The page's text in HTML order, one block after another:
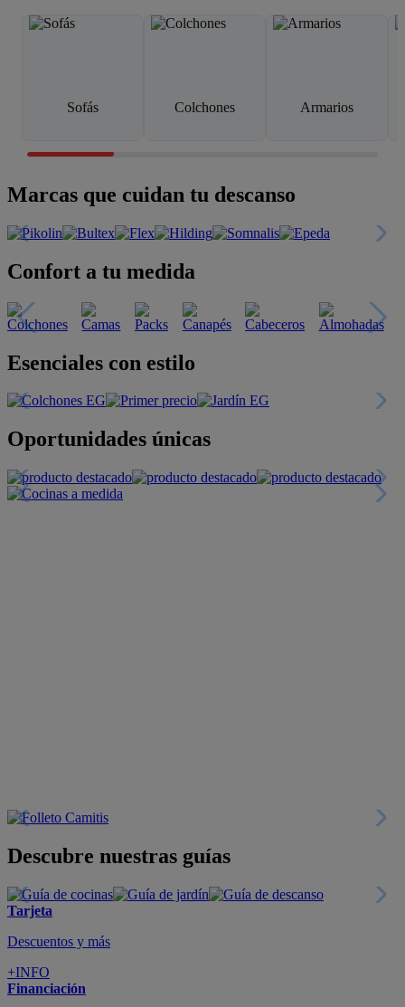
Sofás Colchones Armarios
Marcas que cuidan tu descanso
Confort a tu medida
Esenciales con estilo
Oportunidades únicas
Descubre nuestras guías
Tarjeta
Descuentos y más
+INFO
Financiación